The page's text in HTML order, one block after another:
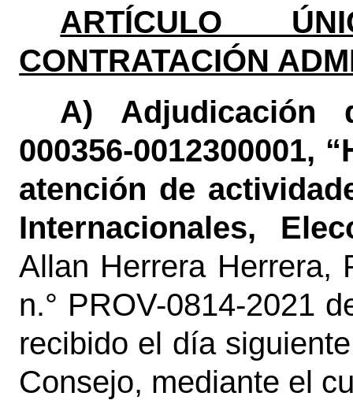
ARTÍCULO
CONTRATACIÓN
A)
000356-0012300001,
atención de
Internacionales,
Allan Herrera Herrera,
n.° PROV-0814-2021
recibido el día
Consejo, mediante el